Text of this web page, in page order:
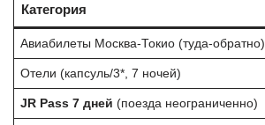
Категория
Авиабилеты Москва-Токио (туда-обратно)
Отели (капсуль/3*, 7 ночей)
JR Pass 7 дней (поезда неограниченно)